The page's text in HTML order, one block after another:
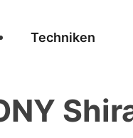
Techniken